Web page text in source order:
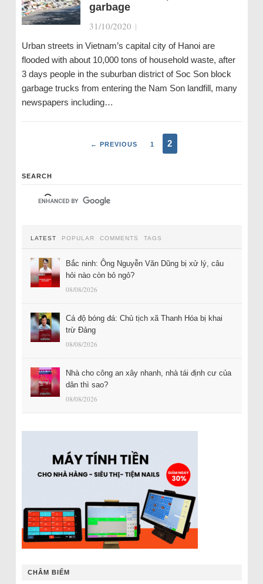
garbage
31/10/2020 |
Urban streets in Vietnam’s capital city of Hanoi are
flooded with about 10,000 tons of household waste, after
3 days people in the suburban district of Soc Son block
garbage trucks from entering the Nam Son landfill, many
newspapers including…
← PREVIOUS 1 2
SEARCH
LATEST POPULAR COMMENTS TAGS
Bắc ninh: Ông Nguyễn Văn Dũng bị xử lý, câu
hỏi nào còn bỏ ngỏ?
08/08/2026
Cá độ bóng đá: Chủ tịch xã Thanh Hóa bị khai
trừ Đảng
08/08/2026
Nhà cho công an xây nhanh, nhà tái định cư của
dân thì sao?
08/08/2026
CHÂM BIẾM